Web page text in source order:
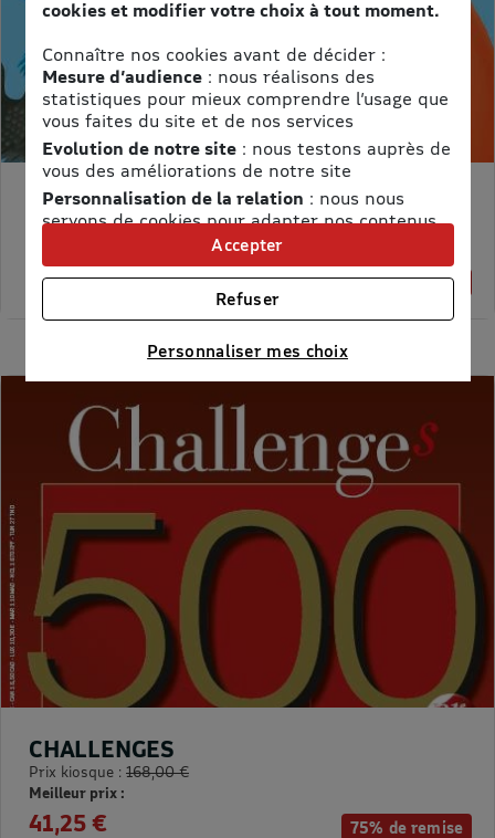
18% de remise
MON PETIT SCIENCE ET VIE AVEC NANO
Prix kiosque :71,40 €
58,65 €
75% de remise
CHALLENGES
Prix kiosque : 168,00 €
Meilleur prix :
41,25 €
cookies et modifier votre choix à tout moment.
Connaître nos cookies avant de décider :
Mesure d’audience: nous réalisons des
statistiques pour mieux comprendre l’usage que
vous faites du site et de nos services
Evolution de notre site: nous testons auprès de
vous des améliorations de notre site
Personnalisation de la relation : nous nous
servons de cookies pour adapter nos contenus
et personnaliser nos offres
Univers publicitaire: nous utilisons avec nos
partenaires des cookies pour afficher des
publicités personnalisées
Connaître notre politique cookies et la liste de nos
Personnaliser mes choix
Refuser
Accepter